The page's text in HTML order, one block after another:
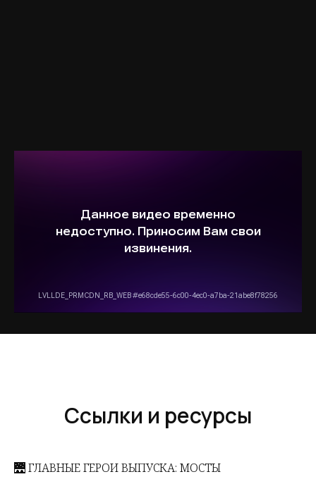
Ссылки и ресурсы
🌉 ГЛАВНЫЕ ГЕРОИ ВЫПУСКА: МОСТЫ